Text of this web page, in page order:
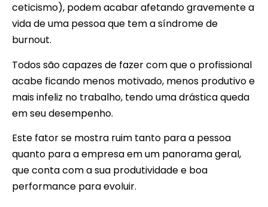
ceticismo), podem acabar afetando gravemente a
vida de uma pessoa que tem a síndrome de
burnout.
Todos são capazes de fazer com que o profissional
acabe ficando menos motivado, menos produtivo e
mais infeliz no trabalho, tendo uma drástica queda
em seu desempenho.
Este fator se mostra ruim tanto para a pessoa
quanto para a empresa em um panorama geral,
que conta com a sua produtividade e boa
performance para evoluir.